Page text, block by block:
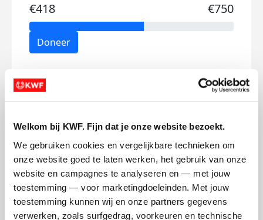
Welkom bij KWF. Fijn dat je onze website bezoekt.
We gebruiken cookies en vergelijkbare technieken om
onze website goed te laten werken, het gebruik van onze
website en campagnes te analyseren en — met jouw
toestemming — voor marketingdoeleinden. Met jouw
toestemming kunnen wij en onze partners gegevens
verwerken, zoals surfgedrag, voorkeuren en technische
€418 €750
Doneer